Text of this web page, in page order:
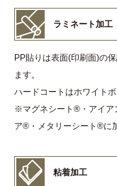
ラミネート加工
PP貼りは表面(印刷面)の
ます。
ハードコートはホワイト
※マグネシート ® ・アイア
ア® ・メタリーシート ®に
粘着加工